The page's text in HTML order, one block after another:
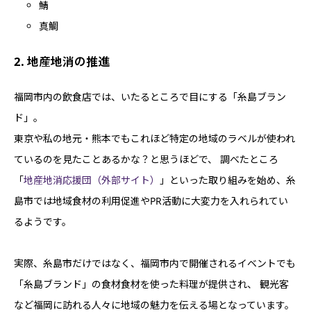
鯖
真鯛
2. 地産地消の推進
福岡市内の飲食店では、いたるところで目にする「糸島ブラン
ド」。
東京や私の地元・熊本でもこれほど特定の地域のラベルが使われ
ているのを見たことあるかな？と思うほどで、 調べたところ
「地産地消応援団（外部サイト）
」といった取り組みを始め、糸
島市では地域食材の利用促進やPR活動に大変力を入れられてい
るようです。
実際、糸島市だけではなく、福岡市内で開催されるイベントでも
「糸島ブランド」の食材食材を使った料理が提供され、 観光客
など福岡に訪れる人々に地域の魅力を伝える場となっています。